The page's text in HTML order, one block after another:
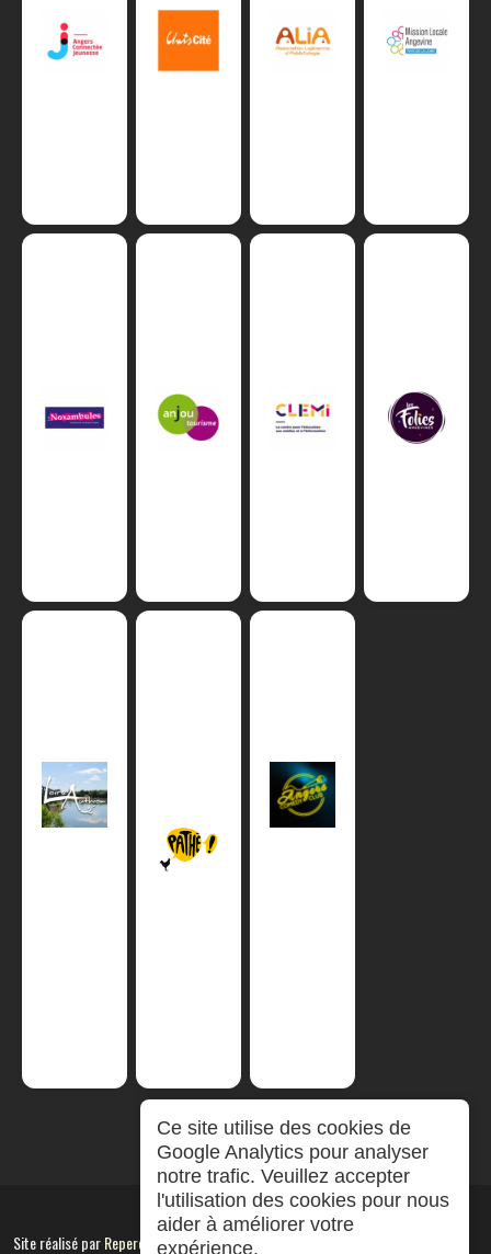
Site réalisé parRepereCom
Ce site utilise des cookies de
Google Analytics pour analyser
notre trafic. Veuillez accepter
l'utilisation des cookies pour nous
aider à améliorer votre
expérience.